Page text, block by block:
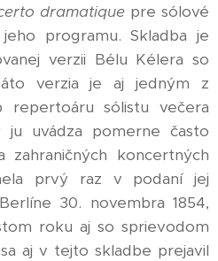
dramatique pre sólové
programu. Skladba je
verzii Bélu Kélera so
verzia je aj jedným z
repertoáru sólistu večera
ju uvádza pomerne často
koncertných
prvý raz v podaní jej
30. novembra 1854,
roku aj so sprievodom
aj v tejto skladbe prejavil